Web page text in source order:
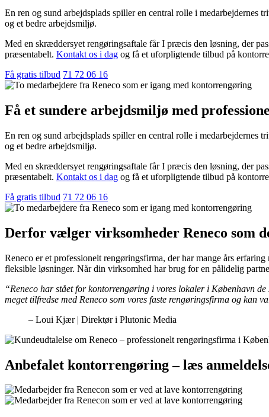
En ren og sund arbejdsplads spiller en central rolle i medarbejdernes
og et bedre arbejdsmiljø.
Med en skræddersyet rengøringsaftale får I præcis den løsning, der
præsentabelt. Kontakt os i dag og få et uforpligtende tilbud på
Få gratis tilbud 71 72 06 16
Få et sundere arbejdsmiljø med
En ren og sund arbejdsplads spiller en central rolle i medarbejdernes
og et bedre arbejdsmiljø.
Med en skræddersyet rengøringsaftale får I præcis den løsning, der
præsentabelt. Kontakt os i dag og få et uforpligtende tilbud på
Få gratis tilbud 71 72 06 16
Derfor vælger virksomheder Reneco som
Reneco er et professionelt rengøringsfirma, der har mange års
fleksible løsninger. Når din virksomhed har brug for en pålidelig
“Reneco har stået for kontorrengøring i vores lokaler i København
meget tilfredse med Reneco som vores faste rengøringsfirma og kan
– Loui Kjær | Direktør i Plutonic Media
Anbefalet kontorrengøring – læs